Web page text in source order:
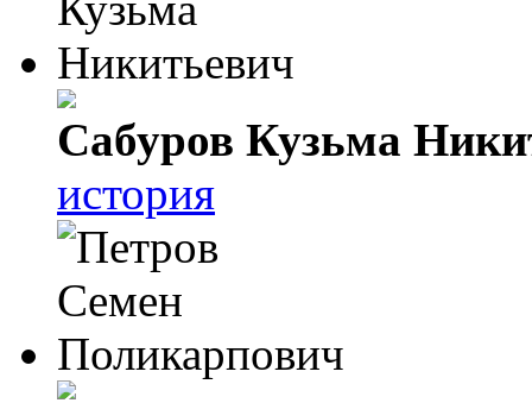
Сабуров Кузьма
история